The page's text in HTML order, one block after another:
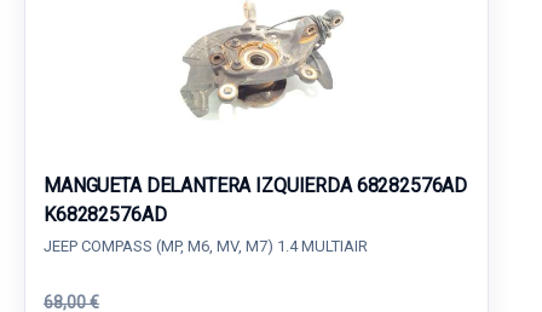
MANGUETA DELANTERA IZQUIERDA 68282576AD
K68282576AD
JEEP COMPASS (MP, M6, MV, M7) 1.4 MULTIAIR
68,00 €